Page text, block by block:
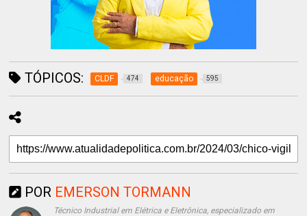
TÓPICOS: CLDF 474 educação 595
POR EMERSON TORMANN
Técnico Industrial em Elétrica e Eletrônica, especializado em